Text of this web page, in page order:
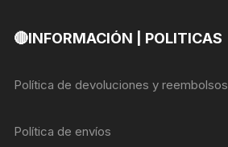
🔴INFORMACIÓN | POLITICAS
Política de devoluciones y reembolsos
Política de envíos